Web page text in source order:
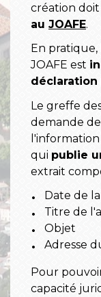
création
au JOAFE.
En
JOAFE est
déclaration
Le greffe
demande
qui publie
extrait
Date de
Titre de
Objet
Adresse
Pour
capacité